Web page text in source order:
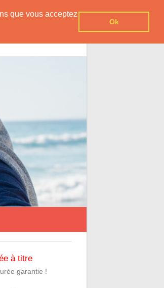
que vous acceptez
Ok
à titre
garantie !